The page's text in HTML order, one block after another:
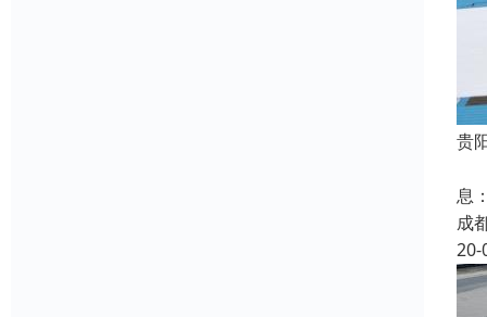
贵
息
成
20-